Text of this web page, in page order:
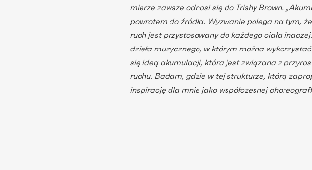
mierze zawsze odnosi się do Trishy Brown.
powrotem do źródła. Wyzwanie polega na tym,
ruch jest przystosowany do każdego ciała
dzieła muzycznego, w którym można
się ideą akumulacji, która jest związana z
ruchu. Badam, gdzie w tej strukturze, którą
inspirację dla mnie jako współczesnej